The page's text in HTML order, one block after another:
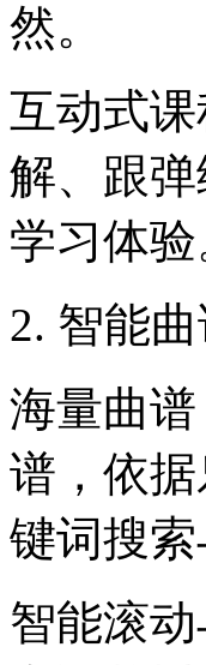
然。
互动式
解、跟
学习体验
2. 智能
海量曲
谱，依
键词搜索
智能滚